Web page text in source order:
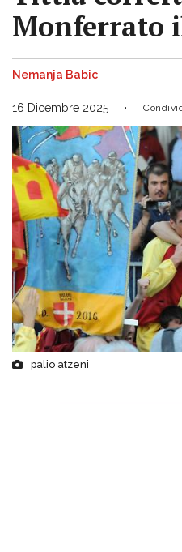
Monferrato
Nemanja Babic
16 Dicembre 2025
palio atzeni